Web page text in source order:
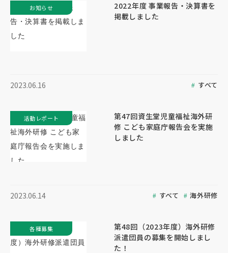
2022年度 事業報告・決算書を
掲載しました
2023.06.16 すべて
お知らせ
第47回資生堂児童福祉海外研
修 こども家庭庁報告会を実施
しました
2023.06.14 すべて 海外研修
活動レポート
第48回（2023年度）海外研修
派遣団員の募集を開始しまし
た！
各種募集